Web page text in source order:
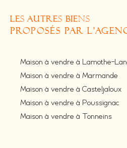
LES AUTRES BIENS
PROPOSÉS PAR
Maison à vendre à Lamothe-
Maison à vendre à Marmande
Maison à vendre à Casteljaloux
Maison à vendre à Poussignac
Maison à vendre à Tonneins